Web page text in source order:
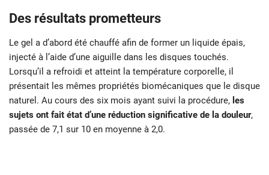
Des résultats prometteurs
Le gel a d’abord été chauffé afin de former un liquide épais,
injecté à l’aide d’une aiguille dans les disques touchés.
Lorsqu’il a refroidi et atteint la température corporelle, il
présentait les mêmes propriétés biomécaniques que le disque
naturel. Au cours des six mois ayant suivi la procédure, les
sujets ont fait état d’une réduction significative de la douleur,
passée de 7,1 sur 10 en moyenne à 2,0.